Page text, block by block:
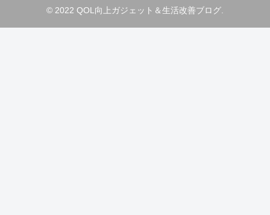
© 2022 QOL向上ガジェット＆生活改善ブログ.